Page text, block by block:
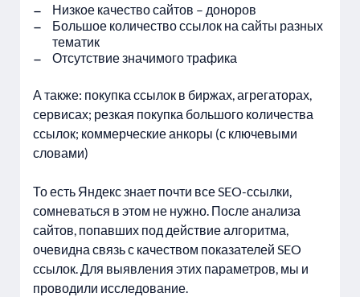
Низкое качество сайтов – доноров
Большое количество ссылок на сайты разных
тематик
Отсутствие значимого трафика
А также: покупка ссылок в биржах, агрегаторах,
сервисах; резкая покупка большого количества
ссылок; коммерческие анкоры (с ключевыми
словами)
То есть Яндекс знает почти все SEO-ссылки,
сомневаться в этом не нужно. После анализа
сайтов, попавших под действие алгоритма,
очевидна связь с качеством показателей SEO
ссылок. Для выявления этих параметров, мы и
проводили исследование.